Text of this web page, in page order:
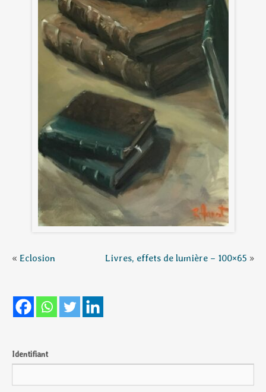
« Eclosion Livres, effets de lumière – 100×65 »
Identifiant